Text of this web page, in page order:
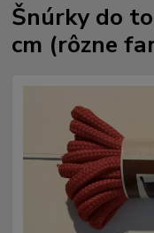
Šnúrky do
cm (rôzne